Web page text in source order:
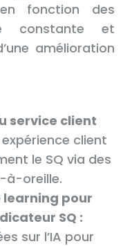
fonction des
constante et
amélioration
service client
client
le SQ via des
à-oreille.
learning pour
SQ :
sur l’IA pour